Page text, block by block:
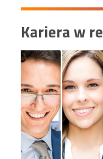
Kariera w